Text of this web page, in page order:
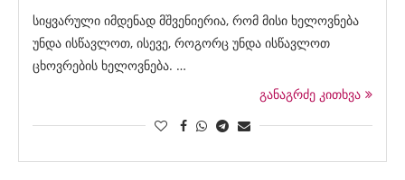
სიყვარული იმდენად მშვენიერია, რომ მისი ხელოვნება
უნდა ისწავლოთ, ისევე, როგორც უნდა ისწავლოთ
ცხოვრების ხელოვნება. …
განაგრძე კითხვა